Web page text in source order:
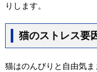
りします。
猫のストレス要
猫はのんびりと自由気